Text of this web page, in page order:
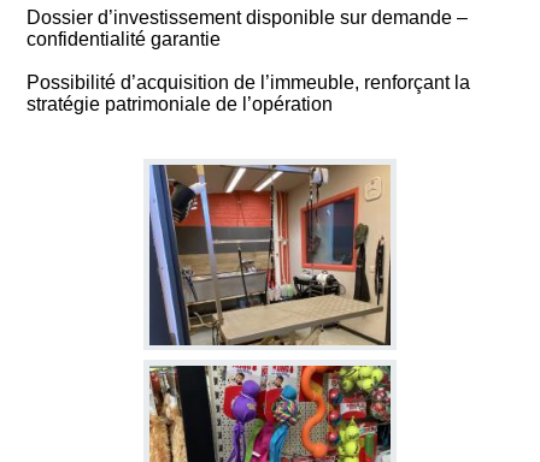
Dossier d’investissement disponible sur demande –
confidentialité garantie
Possibilité d’acquisition de l’immeuble, renforçant la
stratégie patrimoniale de l’opération